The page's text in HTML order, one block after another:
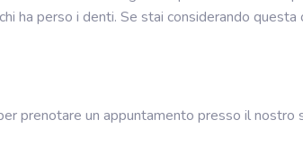
ha perso i denti. Se stai considerando
prenotare un appuntamento presso il nostro